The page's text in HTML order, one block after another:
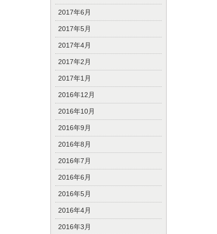
2017年6月
2017年5月
2017年4月
2017年2月
2017年1月
2016年12月
2016年10月
2016年9月
2016年8月
2016年7月
2016年6月
2016年5月
2016年4月
2016年3月